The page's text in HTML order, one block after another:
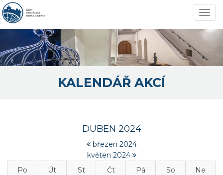
KALENDÁŘ AKCÍ
DUBEN 2024
březen 2024
květen 2024
Po
Út St Čt Pá So Ne